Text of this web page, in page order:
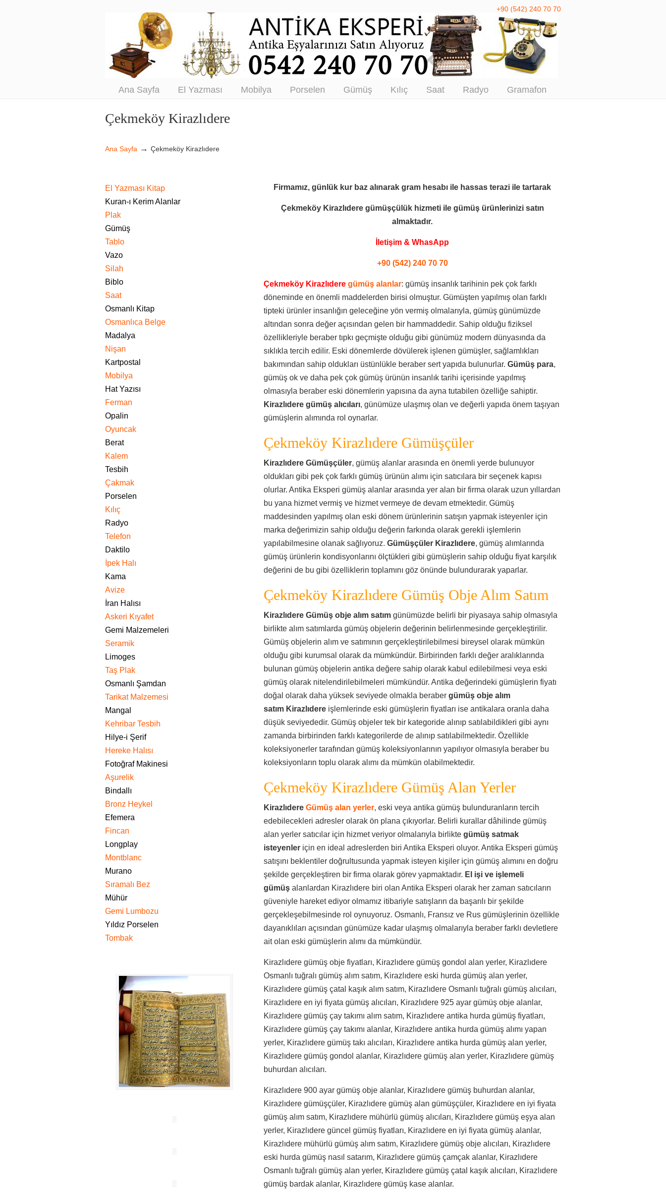
Antikacı – Antika Eşya Alanlar – Antika Alım
Satım
+90 (542) 240 70 70
Ana Sayfa El Yazması Mobilya Porselen Gümüş Kılıç Saat Radyo Gramafon
Navigation
Çekmeköy Kirazlıdere
Ana Sayfa → Çekmeköy Kirazlıdere
Firmamız, günlük kur baz alınarak gram hesabı ile hassas terazi ile tartarak
Çekmeköy Kirazlıdere gümüşçülük hizmeti ile gümüş ürünlerinizi satın
almaktadır.
İletişim & WhasApp
+90 (542) 240 70 70
Çekmeköy Kirazlıdere gümüş alanlar: gümüş insanlık tarihinin pek çok farklı
döneminde en önemli maddelerden birisi olmuştur. Gümüşten yapılmış olan farklı
tipteki ürünler insanlığın geleceğine yön vermiş olmalarıyla, gümüş günümüzde
altından sonra değer açısından gelen bir hammaddedir. Sahip olduğu fiziksel
özellikleriyle beraber tıpkı geçmişte olduğu gibi günümüz modern dünyasında da
sıklıkla tercih edilir. Eski dönemlerde dövülerek işlenen gümüşler, sağlamlıkları
bakımından sahip oldukları üstünlükle beraber sert yapıda bulunurlar. Gümüş para,
gümüş ok ve daha pek çok gümüş ürünün insanlık tarihi içerisinde yapılmış
olmasıyla beraber eski dönemlerin yapısına da ayna tutabilen özelliğe sahiptir.
Kirazlıdere gümüş alıcıları, günümüze ulaşmış olan ve değerli yapıda önem taşıyan
gümüşlerin alımında rol oynarlar.
Çekmeköy Kirazlıdere Gümüşçüler
Kirazlıdere Gümüşçüler, gümüş alanlar arasında en önemli yerde bulunuyor
oldukları gibi pek çok farklı gümüş ürünün alımı için satıcılara bir seçenek kapısı
olurlar. Antika Eksperi gümüş alanlar arasında yer alan bir firma olarak uzun yıllardan
bu yana hizmet vermiş ve hizmet vermeye de devam etmektedir. Gümüş
maddesinden yapılmış olan eski dönem ürünlerinin satışın yapmak isteyenler için
marka değerimizin sahip olduğu değerin farkında olarak gerekli işlemlerin
yapılabilmesine olanak sağlıyoruz. Gümüşçüler Kirazlıdere, gümüş alımlarında
gümüş ürünlerin kondisyonlarını ölçtükleri gibi gümüşlerin sahip olduğu fiyat karşılık
değerini de bu gibi özelliklerin toplamını göz önünde bulundurarak yaparlar.
Çekmeköy Kirazlıdere Gümüş Obje Alım Satım
Kirazlıdere Gümüş obje alım satım günümüzde belirli bir piyasaya sahip olmasıyla
birlikte alım satımlarda gümüş objelerin değerinin belirlenmesinde gerçekleştirilir.
Gümüş objelerin alım ve satımının gerçekleştirilebilmesi bireysel olarak mümkün
olduğu gibi kurumsal olarak da mümkündür. Birbirinden farklı değer aralıklarında
bulunan gümüş objelerin antika değere sahip olarak kabul edilebilmesi veya eski
gümüş olarak nitelendirilebilmeleri mümkündür. Antika değerindeki gümüşlerin fiyatı
doğal olarak daha yüksek seviyede olmakla beraber gümüş obje alım
satım Kirazlıdere işlemlerinde eski gümüşlerin fiyatları ise antikalara oranla daha
düşük seviyededir. Gümüş objeler tek bir kategoride alınıp satılabildikleri gibi aynı
zamanda birbirinden farklı kategorilerde de alınıp satılabilmektedir. Özellikle
koleksiyonerler tarafından gümüş koleksiyonlarının yapılıyor olmasıyla beraber bu
koleksiyonların toplu olarak alımı da mümkün olabilmektedir.
Çekmeköy Kirazlıdere Gümüş Alan Yerler
Kirazlıdere Gümüş alan yerler, eski veya antika gümüş bulunduranların tercih
edebilecekleri adresler olarak ön plana çıkıyorlar. Belirli kurallar dâhilinde gümüş
alan yerler satıcılar için hizmet veriyor olmalarıyla birlikte gümüş satmak
isteyenler için en ideal adreslerden biri Antika Eksperi oluyor. Antika Eksperi gümüş
satışını beklentiler doğrultusunda yapmak isteyen kişiler için gümüş alımını en doğru
şekilde gerçekleştiren bir firma olarak görev yapmaktadır. El işi ve işlemeli
gümüş alanlardan Kirazlıdere biri olan Antika Eksperi olarak her zaman satıcıların
güveniyle hareket ediyor olmamız itibariyle satışların da başarılı bir şekilde
gerçekleşebilmesinde rol oynuyoruz. Osmanlı, Fransız ve Rus gümüşlerinin özellikle
dayanıklıları açısından günümüze kadar ulaşmış olmalarıyla beraber farklı devletlere
ait olan eski gümüşlerin alımı da mümkündür.
Kirazlıdere gümüş obje fiyatları, Kirazlıdere gümüş gondol alan yerler, Kirazlıdere
Osmanlı tuğralı gümüş alım satım, Kirazlıdere eski hurda gümüş alan yerler,
Kirazlıdere gümüş çatal kaşık alım satım, Kirazlıdere Osmanlı tuğralı gümüş alıcıları,
Kirazlıdere en iyi fiyata gümüş alıcıları, Kirazlıdere 925 ayar gümüş obje alanlar,
Kirazlıdere gümüş çay takımı alım satım, Kirazlıdere antika hurda gümüş fiyatları,
Kirazlıdere gümüş çay takımı alanlar, Kirazlıdere antika hurda gümüş alımı yapan
yerler, Kirazlıdere gümüş takı alıcıları, Kirazlıdere antika hurda gümüş alan yerler,
Kirazlıdere gümüş gondol alanlar, Kirazlıdere gümüş alan yerler, Kirazlıdere gümüş
buhurdan alıcıları.
Kirazlıdere 900 ayar gümüş obje alanlar, Kirazlıdere gümüş buhurdan alanlar,
Kirazlıdere gümüşçüler, Kirazlıdere gümüş alan gümüşçüler, Kirazlıdere en iyi fiyata
gümüş alım satım, Kirazlıdere mühürlü gümüş alıcıları, Kirazlıdere gümüş eşya alan
yerler, Kirazlıdere güncel gümüş fiyatları, Kirazlıdere en iyi fiyata gümüş alanlar,
Kirazlıdere mühürlü gümüş alım satım, Kirazlıdere gümüş obje alıcıları, Kirazlıdere
eski hurda gümüş nasıl satarım, Kirazlıdere gümüş çamçak alanlar, Kirazlıdere
Osmanlı tuğralı gümüş alan yerler, Kirazlıdere gümüş çatal kaşık alıcıları, Kirazlıdere
gümüş bardak alanlar, Kirazlıdere gümüş kase alanlar.
El Yazması Kitap
Kuran-ı Kerim Alanlar
Plak
Gümüş
Tablo
Vazo
Silah
Biblo
Saat
Osmanlı Kitap
Osmanlıca Belge
Madalya
Nişan
Kartpostal
Mobilya
Hat Yazısı
Ferman
Opalin
Oyuncak
Berat
Kalem
Tesbih
Çakmak
Porselen
Kılıç
Radyo
Telefon
Daktilo
İpek Halı
Kama
Avize
İran Halısı
Askeri Kıyafet
Gemi Malzemeleri
Seramik
Limoges
Taş Plak
Osmanlı Şamdan
Tarikat Malzemesi
Mangal
Kehribar Tesbih
Hilye-i Şerif
Hereke Halısı
Fotoğraf Makinesi
Aşurelik
Bindallı
Bronz Heykel
Efemera
Fincan
Longplay
Montblanc
Murano
Sıramalı Bez
Mühür
Gemi Lumbozu
Yıldız Porselen
Tombak